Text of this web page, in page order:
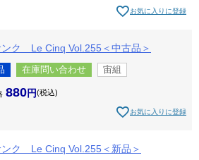
お気に入りに登録
ンク Le Cinq Vol.255＜中古品＞
在庫問い合わせ 宙組
880 税込
お気に入りに登録
ンク Le Cinq Vol.255＜新品＞